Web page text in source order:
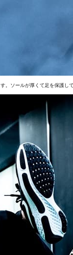
。ソールが厚くて足を保護